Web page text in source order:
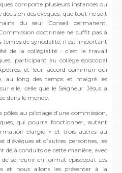
comporte plusieurs instances ou
des évêques, que tout ne soit
du seul Conseil permanent.
doctrinale ne suffit pas à
temps de synodalité, il est important
de la collégialité : c’est le travail
participant au collège épiscopal
et leur accord commun qui
au long des temps et malgré les
elle, celle que le Seigneur Jésus a
dans le monde.
pôles au pilotage d’une commission,
qui pourra fonctionner, autant
élargie » et trois autres au
d’évêques et d’autres personnes, les
déjà conduits de cette manière, avec
se réunir en format épiscopal. Les
et nous allons les présenter à la